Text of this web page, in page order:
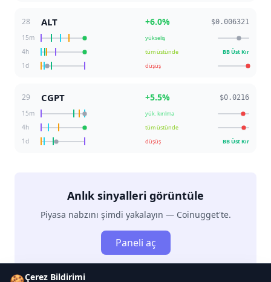
28 ALT +6.0%
$0.006321
15m
yükseliş
4h tüm üstünde BB Üst Kır
1d düşüş
29 CGPT +5.5%
$0.0216
15m
yük. kırılma
4h tüm üstünde
1d düşüş BB Üst Kır
Anlık sinyalleri görüntüle
Piyasa nabzını şimdi yakalayın — Coinugget'te.
Paneli aç
Çerez Bildirimi